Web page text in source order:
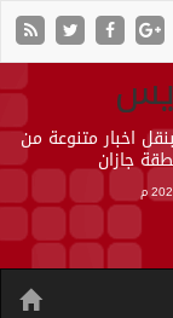
اخبار متنوعة من
جازان